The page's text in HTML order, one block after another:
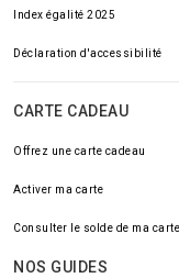
Index égalité 2025
Déclaration d'accessibilité
CARTE CADEAU
Offrez une carte cadeau
Activer ma carte
Consulter le solde de ma carte
NOS GUIDES